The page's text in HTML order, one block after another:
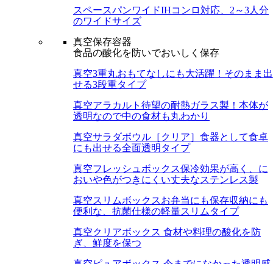
スペースパンワイドIHコンロ対応、2～3人分
のワイドサイズ
真空保存容器
食品の酸化を防いでおいしく保存
真空3重丸おもてなしにも大活躍！そのまま出
せる3段重タイプ
真空アラカルト 待望の耐熱ガラス製！本体が
透明なので中の食材も丸わかり
真空サラダボウル［クリア］ 食器として食卓
にも出せる全面透明タイプ
真空フレッシュボックス保冷効果が高く、に
おいや色がつきにくい丈夫なステンレス製
真空スリムボックスお弁当にも保存収納にも
便利な、抗菌仕様の軽量スリムタイプ
真空クリアボックス 食材や料理の酸化を防
ぎ、鮮度を保つ